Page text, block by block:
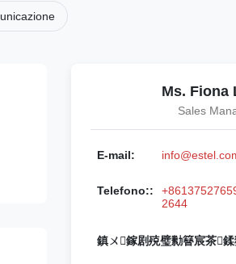
Ms. Fiona
Sales
E-mail:
Telefono::
2644
鎮ㄨ鎵剧殑璧勬簮宸茶